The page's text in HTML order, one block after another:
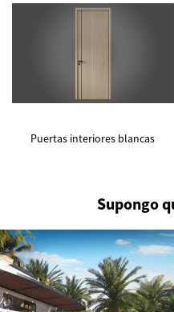
Puertas interiores blancas
Supongo